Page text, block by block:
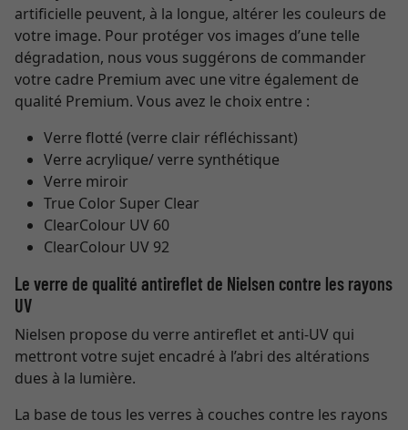
artificielle peuvent, à la longue, altérer les couleurs de
votre image. Pour protéger vos images d’une telle
dégradation, nous vous suggérons de commander
votre cadre Premium avec une vitre également de
qualité Premium. Vous avez le choix entre :
Verre flotté (verre clair réfléchissant)
Verre acrylique/ verre synthétique
Verre miroir
True Color Super Clear
ClearColour UV 60
ClearColour UV 92
Le verre de qualité antireflet de Nielsen contre les rayons
UV
Nielsen propose du verre antireflet et anti-UV qui
mettront votre sujet encadré à l’abri des altérations
dues à la lumière.
La base de tous les verres à couches contre les rayons